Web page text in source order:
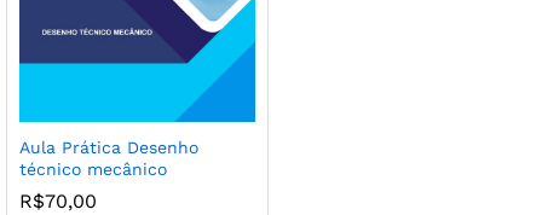
Aula Prática Desenho
técnico mecânico
R$70,00